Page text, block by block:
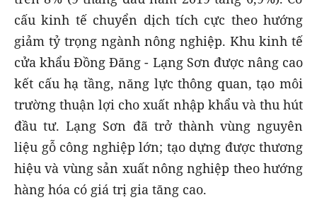
cấu kinh tế chuyển dịch tích cực theo hướng
giảm tỷ trọng ngành nông nghiệp. Khu kinh tế
cửa khẩu Đồng Đăng - Lạng Sơn được nâng cao
kết cấu hạ tầng, năng lực thông quan, tạo môi
trường thuận lợi cho xuất nhập khẩu và thu hút
đầu tư. Lạng Sơn đã trở thành vùng nguyên
liệu gỗ công nghiệp lớn; tạo dựng được thương
hiệu và vùng sản xuất nông nghiệp theo hướng
hàng hóa có giá trị gia tăng cao.